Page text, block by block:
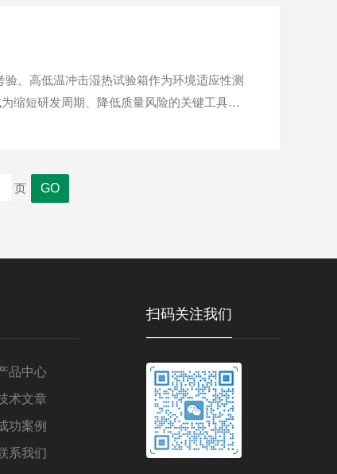
。高低温冲击湿热试验箱作为环境适应性测
缩短研发周期、降低质量风险的关键工具。
页
品中心
术文章
功案例
系我们
扫码关注我们